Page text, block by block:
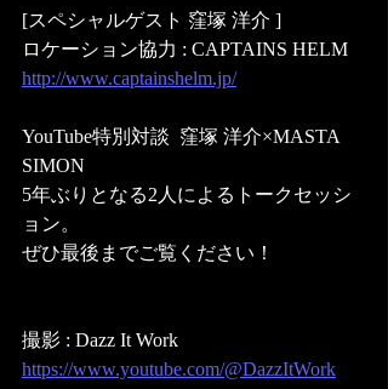
[スペシャルゲスト 窪塚 洋介 ]
ロケーション協力 : CAPTAINS HELM
http://www.captainshelm.jp/
YouTube特別対談  窪塚 洋介×MASTA
SIMON
5年ぶりとなる2人によるトークセッシ
ョン。
ぜひ最後までご覧ください！
撮影 : Dazz It Work
https://www.youtube.com/@DazzItWork